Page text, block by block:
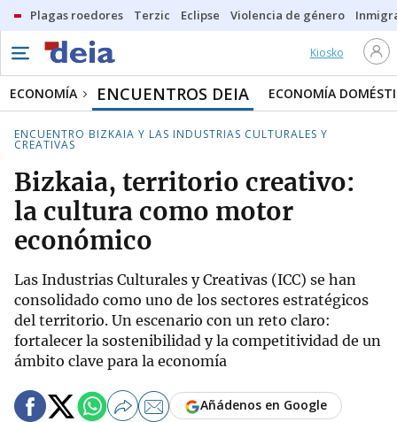
Plagas roedores Terzic Eclipse Violencia de género
Kiosko
ECONOMÍA ENCUENTROS DEIA ECONOMÍA
ENCUENTRO BIZKAIA Y LAS INDUSTRIAS CULTURALES Y
CREATIVAS
Bizkaia, territorio creativo:
la cultura como motor
económico
Las Industrias Culturales y Creativas (ICC) se han
consolidado como uno de los sectores estratégicos
del territorio. Un escenario con un reto claro:
fortalecer la sostenibilidad y la competitividad de un
ámbito clave para la economía
Añádenos en Google